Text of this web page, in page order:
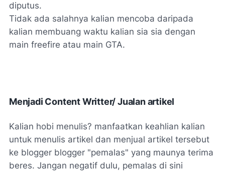
diputus.
Tidak ada salahnya kalian mencoba daripada
kalian membuang waktu kalian sia sia dengan
main freefire atau main GTA.
Menjadi Content Writter/ Jualan artikel
Kalian hobi menulis? manfaatkan keahlian kalian
untuk menulis artikel dan menjual artikel tersebut
ke blogger blogger "pemalas" yang maunya terima
beres. Jangan negatif dulu, pemalas di sini